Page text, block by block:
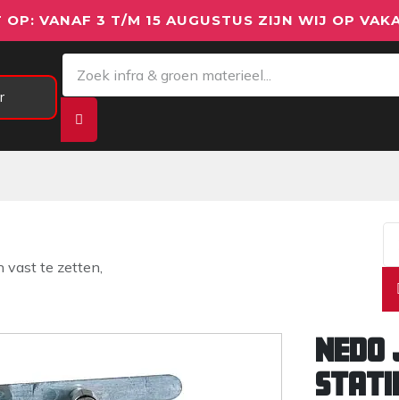
OP: VANAF 3 T/M 15 AUGUSTUS ZIJN WIJ OP
vast te zetten,